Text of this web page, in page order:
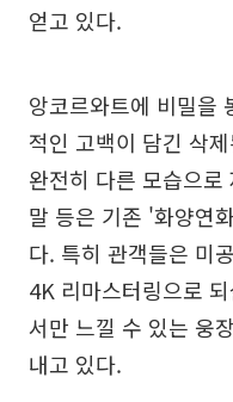
얻고 있다.
앙코르와트에 비밀을
적인 고백이 담긴 삭
완전히 다른 모습으
말 등은 기존 '화양연
다. 특히 관객들은 미
4K 리마스터링으로
서만 느낄 수 있는 웅
내고 있다.